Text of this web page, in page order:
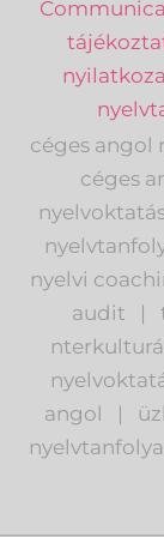
céges angol
céges
nyelvi
audit
|
angol
| ü